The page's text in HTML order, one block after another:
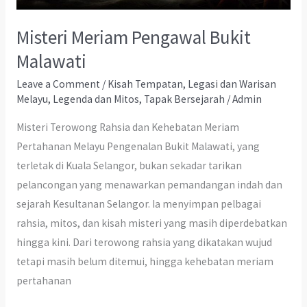
Misteri Meriam Pengawal Bukit
Malawati
Leave a Comment / Kisah Tempatan, Legasi dan Warisan
Melayu, Legenda dan Mitos, Tapak Bersejarah /Admin
Misteri Terowong Rahsia dan Kehebatan Meriam
Pertahanan Melayu Pengenalan Bukit Malawati, yang
terletak di Kuala Selangor, bukan sekadar tarikan
pelancongan yang menawarkan pemandangan indah dan
sejarah Kesultanan Selangor. Ia menyimpan pelbagai
rahsia, mitos, dan kisah misteri yang masih diperdebatkan
hingga kini. Dari terowong rahsia yang dikatakan wujud
tetapi masih belum ditemui, hingga kehebatan meriam
pertahanan